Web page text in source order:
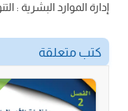
إدارة الموارد البشرية :
كتب متعلقة